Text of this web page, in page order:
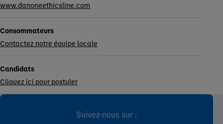
www.danoneethicsline.com
Consommateurs
Contactez notre équipe locale
Candidats
Cliquez ici pour postuler
Suivez-nous sur :